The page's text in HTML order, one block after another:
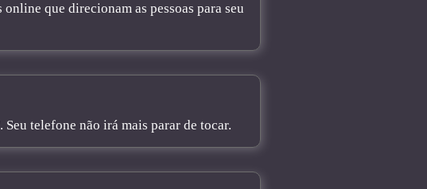
que direcionam as pessoas para seu
telefone não irá mais parar de tocar.